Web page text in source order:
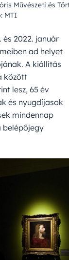
Művészeti és
MTI
és 2022. január
ad helyet
A kiállítás
között
lesz, 65 év
és nyugdíjasok
mindennap
belépőjegy